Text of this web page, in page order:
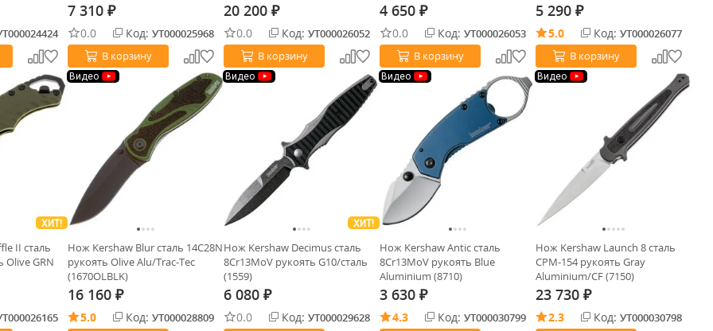
7 310 ₽
0.0 Код: УТ000025968
В корзину
20 200 ₽
0.0 Код: УТ000026052
В корзину
4 650 ₽
0.0 Код: УТ000026053
В корзину
5 290 ₽
5.0 Код: УТ000026077
В корзину
ХИТ!
II cталь
Olive GRN
Видео
Нож Kershaw Blur сталь 14C28N
рукоять Olive Alu/Trac-Tec
(1670OLBLK)
16 160 ₽
5.0 Код: УТ000028809
Видео
ХИТ!
Нож Kershaw Decimus сталь
8Cr13MoV рукоять G10/сталь
(1559)
6 080 ₽
0.0 Код: УТ000029628
Видео
Нож Kershaw Antic сталь
8Cr13MoV рукоять Blue
Aluminium (8710)
3 630 ₽
4.3 Код: УТ000030799
Видео
Нож Kershaw Launch 8 сталь
CPM-154 рукоять Gray
Aluminium/CF (7150)
23 730 ₽
2.3 Код: УТ000030798